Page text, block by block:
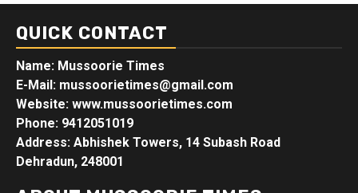
QUICK CONTACT
Name: Mussoorie Times
E-Mail: mussoorietimes@gmail.com
Website: www.mussoorietimes.com
Phone: 9412051019
Address: Abhishek Towers, 14 Subash Road
Dehradun, 248001